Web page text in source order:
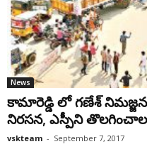
News
కామారెడ్డి లో గణేశ్‌
నిరసన, ఎస్పీని
vskteam - September 7, 2017